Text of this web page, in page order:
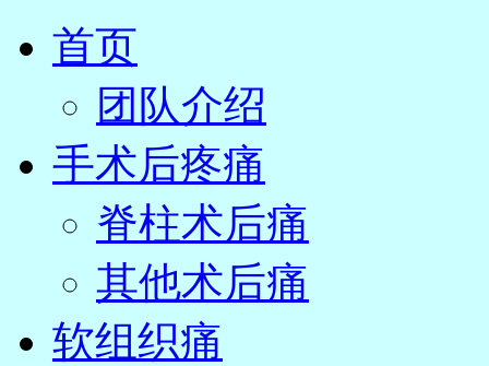
首页
团队介绍
手术后疼痛
脊柱术后痛
其他术后痛
软组织痛